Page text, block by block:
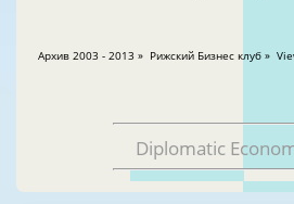
Diplomatic